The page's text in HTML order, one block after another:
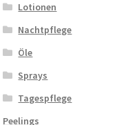
Lotionen
Nachtpflege
Öle
Sprays
Tagespflege
Peelings